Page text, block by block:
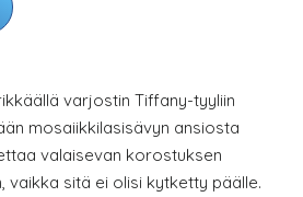
varjostin Tiffany-tyyliin
mosaiikkilasisävyn ansiosta
valaisevan korostuksen
vaikka sitä ei olisi kytketty päälle.